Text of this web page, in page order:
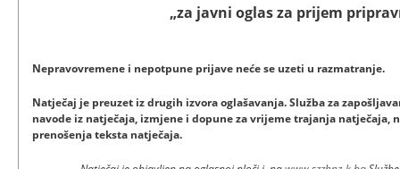
„za javni oglas za prijem
Nepravovremene i nepotpune prijave neće se uzeti u razmatranje.
Natječaj je preuzet iz drugih izvora oglašavanja. Služba za
navode iz natječaja, izmjene i dopune za vrijeme trajanja natječaja,
prenošenja teksta natječaja.